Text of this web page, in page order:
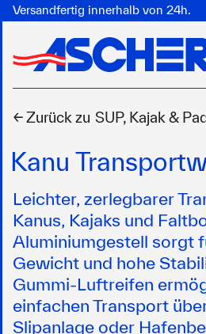
Versandfertig innerhalb von 24h.
← Zurück zu SUP, Kajak &
Kanu
Leichter, zerlegbarer
Kanus, Kajaks und
Aluminiumgestell sorgt
Gewicht und hohe
Gummi-Luftreifen
einfachen Transport
Slipanlage oder